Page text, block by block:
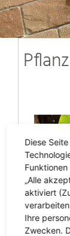
Diese
„Alle
aktiviert
Ihre
Zwecken.